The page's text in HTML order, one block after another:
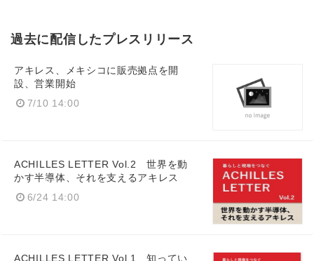
過去に配信したプレスリリース
アキレス、メキシコに販売拠点を開
設、営業開始
7/10 14:00
ACHILLES LETTER Vol.2 世界を動
かす半導体、それを支えるアキレス
6/24 14:00
ACHILLES LETTER Vol.1 知ってい